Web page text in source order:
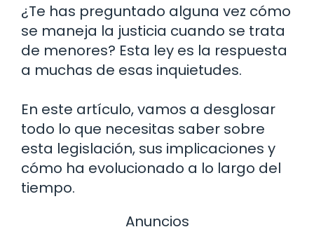
¿Te has preguntado alguna vez cómo
se maneja la justicia cuando se trata
de menores? Esta ley es la respuesta
a muchas de esas inquietudes.
En este artículo, vamos a desglosar
todo lo que necesitas saber sobre
esta legislación, sus implicaciones y
cómo ha evolucionado a lo largo del
tiempo.
Anuncios